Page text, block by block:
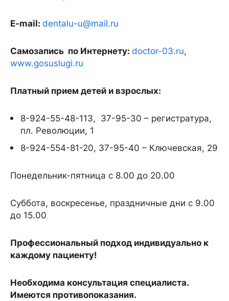
E-mail: dentalu-u@mail.ru
Самозапись по Интернету: doctor-03.ru,
www.gosuslugi.ru
Платный прием детей и взрослых:
8-924-55-48-113, 37-95-30 – регистратура,
пл. Революции, 1
8-924-554-81-20, 37-95-40 – Ключевская, 29
Понедельник-пятница с 8.00 до 20.00
Суббота, воскресенье, праздничные дни с 9.00
до 15.00
Профессиональный подход индивидуально к
каждому пациенту!
Необходима консультация специалиста.
Имеются противопоказания.